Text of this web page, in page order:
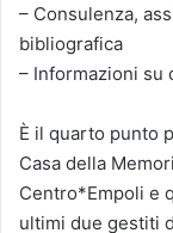
– Consulenza,
bibliografica
– Informazioni su
È il quarto punto
Casa della
Centro*Empoli e
ultimi due gestiti